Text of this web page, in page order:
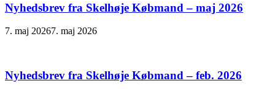
Nyhedsbrev fra Skelhøje Købmand – maj 2026
7. maj 20267. maj 2026
Nyhedsbrev fra Skelhøje Købmand – feb. 2026